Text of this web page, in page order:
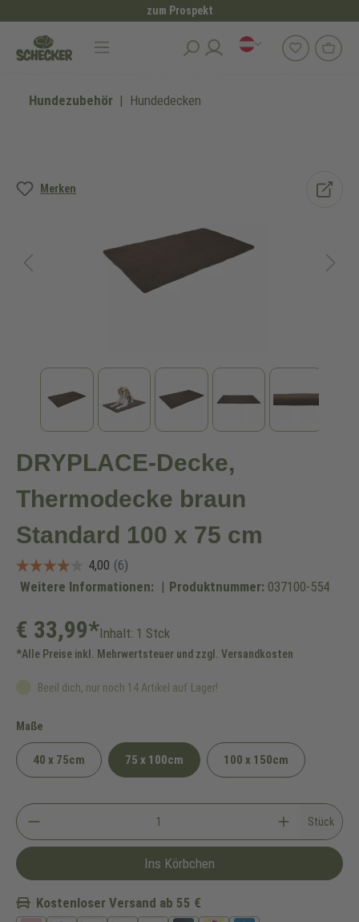
zum Prospekt
Hundezubehör Hundedecken
Merken
Bildergalerie überspringen
DRYPLACE-Decke,
Thermodecke braun
Standard 100 x 75 cm
Weitere Informationen: | Produktnummer: 037100-554
€ 33,99*Inhalt: 1 Stck
*Alle Preise inkl. Mehrwertsteuer und zzgl. Versandkosten
Beeil dich, nur noch 14 Artikel auf Lager!
Maßeauswählen
40 x 75cm 75 x 100cm 100 x 150cm
Stück
Ins Körbchen
Kostenloser Versand ab 55 €